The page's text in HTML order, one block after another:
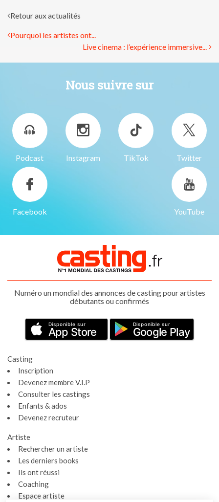
Retour aux actualités
Pourquoi les artistes ont...
Live cinema : l’expérience immersive...
Nous suivre sur
Podcast Instagram TikTok Twitter
Facebook YouTube
Numéro un mondial des annonces de casting pour artistes
débutants ou confirmés
Disponible sur
App Store
Disponible sur
Google Play
Casting
Inscription
Devenez membre V.I.P
Consulter les castings
Enfants & ados
Devenez recruteur
Artiste
Rechercher un artiste
Les derniers books
Ils ont réussi
Coaching
Espace artiste